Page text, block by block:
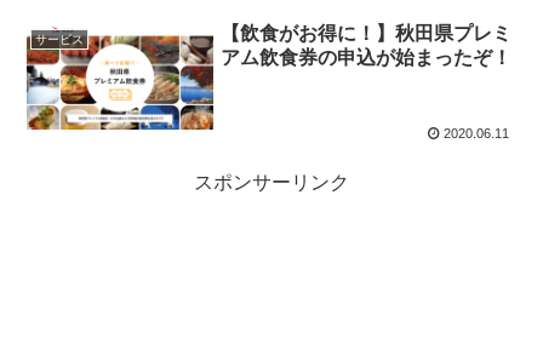
サービス
【飲食がお得に！】秋田県プレミ
アム飲食券の申込が始まったぞ！
2020.06.11
スポンサーリンク